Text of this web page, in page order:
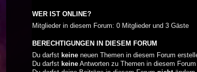
WER IST ONLINE?
Mitglieder in diesem Forum: 0 Mitglieder und 3 Gäste
BERECHTIGUNGEN IN DIESEM FORUM
Du darfst keine neuen Themen in diesem Forum
Du darfst keine Antworten zu Themen in diesem Forum